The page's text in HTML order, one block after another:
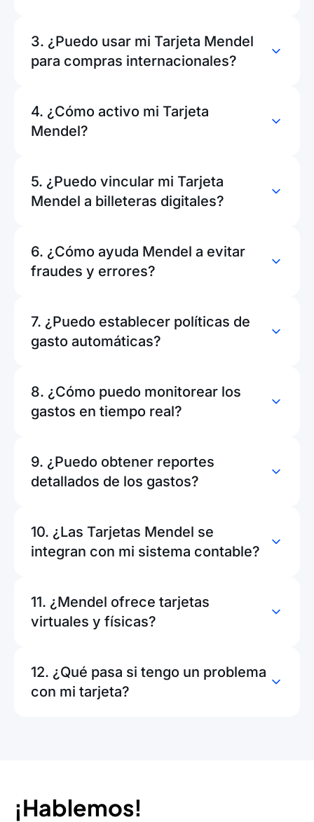
3. ¿Puedo usar mi Tarjeta Mendel
para compras internacionales?
4. ¿Cómo activo mi Tarjeta
Mendel?
5. ¿Puedo vincular mi Tarjeta
Mendel a billeteras digitales?
6. ¿Cómo ayuda Mendel a evitar
fraudes y errores?
7. ¿Puedo establecer políticas de
gasto automáticas?
8. ¿Cómo puedo monitorear los
gastos en tiempo real?
9. ¿Puedo obtener reportes
detallados de los gastos?
10. ¿Las Tarjetas Mendel se
integran con mi sistema contable?
11. ¿Mendel ofrece tarjetas
virtuales y físicas?
12. ¿Qué pasa si tengo un problema
con mi tarjeta?
¡Hablemos!